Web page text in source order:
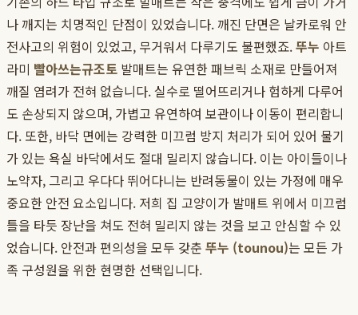
나 깨지는 치명적인 단점이 있었습니다. 깨진 단면은 날카로워 안
전사고의 위험이 있었고, 무거워서 다루기도 불편했죠.뚜누 아트
라미 빨아쓰는규조토 발매트는 유연한 패브릭 소재로 만들어져
깨질 염려가 전혀 없습니다. 실수로 떨어뜨리거나 험하게 다루어
도 손상되지 않으며, 가볍고 유연하여 보관이나 이동이 편리합니
다. 또한, 바닥 면에는 강력한 미끄럼 방지 처리가 되어 있어 물기
가 있는 욕실 바닥에서도 절대 밀리지 않습니다. 이는 아이들이나
노약자, 그리고 우다다 뛰어다니는 반려동물이 있는 가정에 매우
중요한 안전 요소입니다. 저희 집 고양이가 발매트 위에서 미끄럼
틀을 타듯 장난을 쳐도 전혀 밀리지 않는 것을 보고 안심할 수 있
었습니다. 안전과 편의성을 모두 갖춘 뚜누 (tounou)는 모든 가
족 구성원을 위한 현명한 선택입니다.